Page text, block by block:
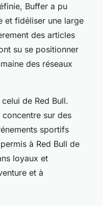
Buffer a pu
et fidéliser une large
des articles
su se positionner
des réseaux
de Red Bull.
sur des
sportifs
à Red Bull de
loyaux et
et à